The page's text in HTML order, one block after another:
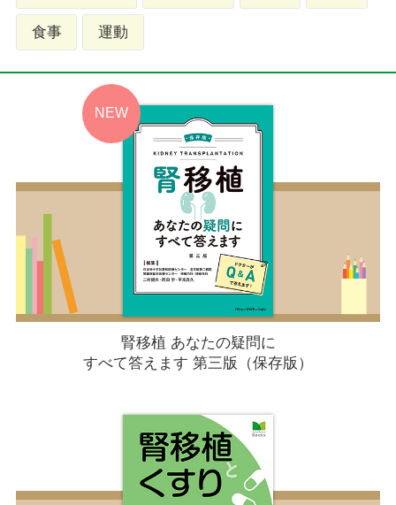
食事 運動
腎移植 あなたの疑問に
すべて答えます 第三版（保存版）